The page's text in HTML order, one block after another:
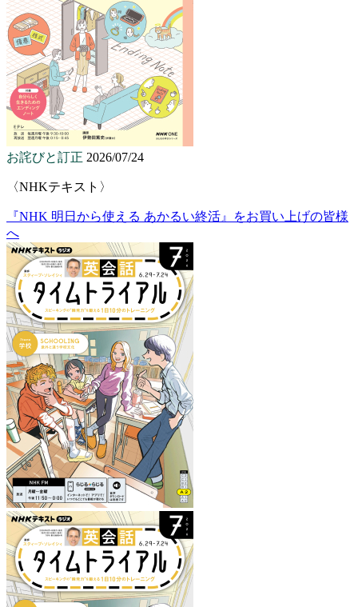
お詫びと訂正 2026/07/24
〈NHKテキスト〉
『NHK 明日から使える あかるい終活』をお買い上げの皆様
へ